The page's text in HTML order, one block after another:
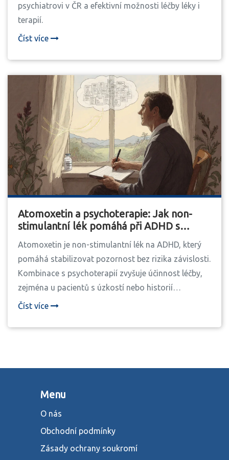
psychiatrovi v ČR a efektivní možnosti léčby léky i
terapií.
Číst více
Atomoxetin a psychoterapie: Jak non-
stimulantní lék pomáhá při ADHD s
Atomoxetin je non-stimulantní lék na ADHD, který
pomáhá stabilizovat pozornost bez rizika závislosti.
Kombinace s psychoterapií zvyšuje účinnost léčby,
zejména u pacientů s úzkostí nebo historií
závislosti.
Číst více
Menu
O nás
Obchodní podmínky
Zásady ochrany soukromí